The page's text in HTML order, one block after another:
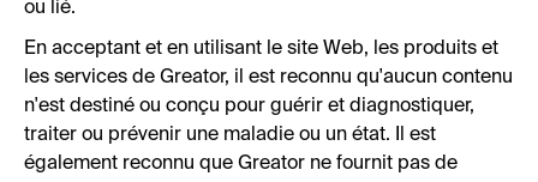
ou lié.
En acceptant et en utilisant le site Web, les produits et
les services de Greator, il est reconnu qu'aucun contenu
n'est destiné ou conçu pour guérir et diagnostiquer,
traiter ou prévenir une maladie ou un état. Il est
également reconnu que Greator ne fournit pas de